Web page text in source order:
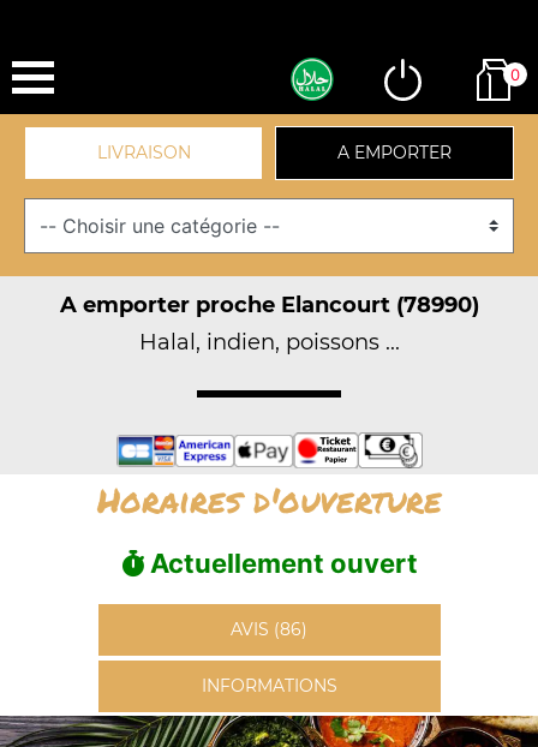
0
LIVRAISON A EMPORTER
A emporter proche Elancourt (78990)
Halal, indien, poissons ...
Horaires d'ouverture
Actuellement ouvert
AVIS (86)
INFORMATIONS